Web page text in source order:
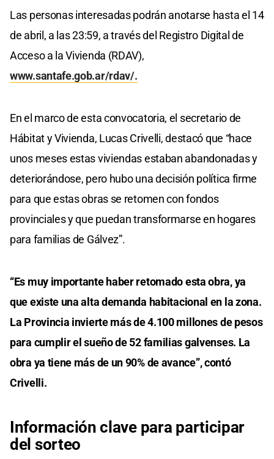
Las personas interesadas podrán anotarse hasta el 14
de abril, a las 23:59, a través del Registro Digital de
Acceso a la Vivienda (RDAV),
www.santafe.gob.ar/rdav/.
En el marco de esta convocatoria, el secretario de
Hábitat y Vivienda, Lucas Crivelli, destacó que “hace
unos meses estas viviendas estaban abandonadas y
deteriorándose, pero hubo una decisión política firme
para que estas obras se retomen con fondos
provinciales y que puedan transformarse en hogares
para familias de Gálvez”.
“Es muy importante haber retomado esta obra, ya
que existe una alta demanda habitacional en la zona.
La Provincia invierte más de 4.100 millones de pesos
para cumplir el sueño de 52 familias galvenses. La
obra ya tiene más de un 90% de avance”, contó
Crivelli.
Información clave para participar
del sorteo